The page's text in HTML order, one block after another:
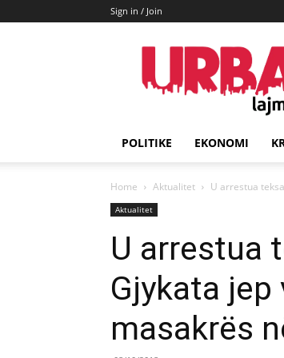
Sign in / Join
URBAN
Lajme
POLITIKE EKONOMI
Home Aktualitet U arrestua
Aktualitet
U arrestua
Gjykata
masakrës